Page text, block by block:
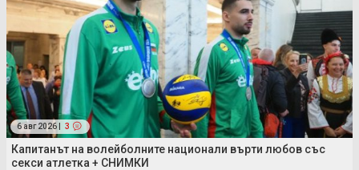
6 авг 2026 | 3
Капитанът на волейболните национали върти любов със
секси атлетка + СНИМКИ